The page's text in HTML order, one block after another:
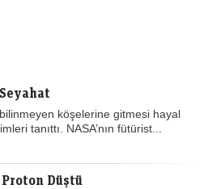
köşelerine gitmesi hayal
tanıttı. NASA’nın fütürist...
Proton Düştü